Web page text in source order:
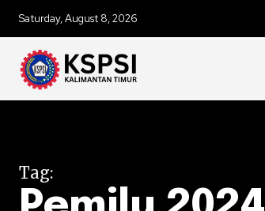
Saturday, August 8, 2026
Tag: